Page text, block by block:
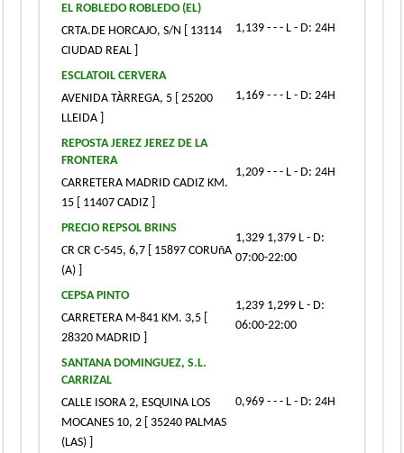
EL ROBLEDO ROBLEDO (EL)
CRTA.DE HORCAJO, S/N [ 13114
CIUDAD REAL ]
1,139 - - - L - D: 24H
ESCLATOIL CERVERA
AVENIDA TÀRREGA, 5 [ 25200
LLEIDA ]
1,169 - - - L - D: 24H
REPOSTA JEREZ JEREZ DE LA
FRONTERA
CARRETERA MADRID CADIZ KM.
15 [ 11407 CADIZ ]
1,209 - - - L - D: 24H
PRECIO REPSOL BRINS
CR CR C-545, 6,7 [ 15897 CORUñA
(A) ]
1,329 1,379 L - D:
07:00-22:00
CEPSA PINTO
CARRETERA M-841 KM. 3,5 [
28320 MADRID ]
1,239 1,299 L - D:
06:00-22:00
SANTANA DOMINGUEZ, S.L.
CARRIZAL
CALLE ISORA 2, ESQUINA LOS
MOCANES 10, 2 [ 35240 PALMAS
(LAS) ]
0,969 - - - L - D: 24H